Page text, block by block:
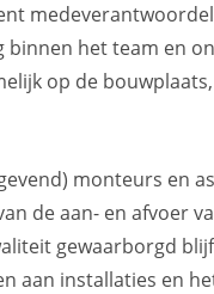
binnen het team en
op de
monteurs en
de aan- en afvoer
gewaarborgd
aan installaties en